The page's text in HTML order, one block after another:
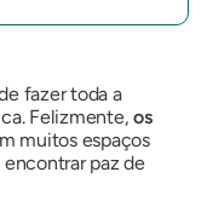
fazer toda a
Felizmente,os
muitos espaços
paz de